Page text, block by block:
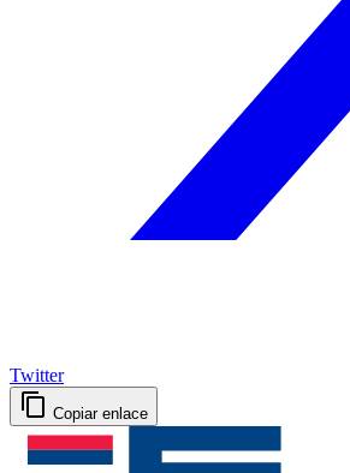
Twitter
Copiar enlace